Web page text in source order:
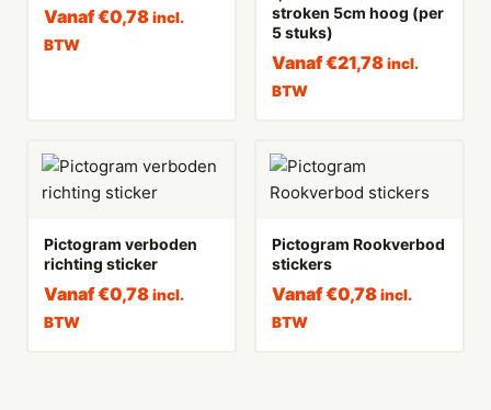
Vanaf€0,78 incl.
BTW
stroken 5cm hoog (per
5 stuks)
Vanaf€21,78 incl.
BTW
Pictogram verboden
richting sticker
Vanaf€0,78 incl.
BTW
Pictogram Rookverbod
stickers
Vanaf€0,78 incl.
BTW